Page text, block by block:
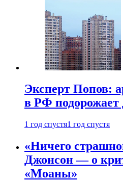
Эксперт Попов:
в РФ подорожает
1 год спустя1 год спустя
«Ничего
Джонсон — о
«Моаны»